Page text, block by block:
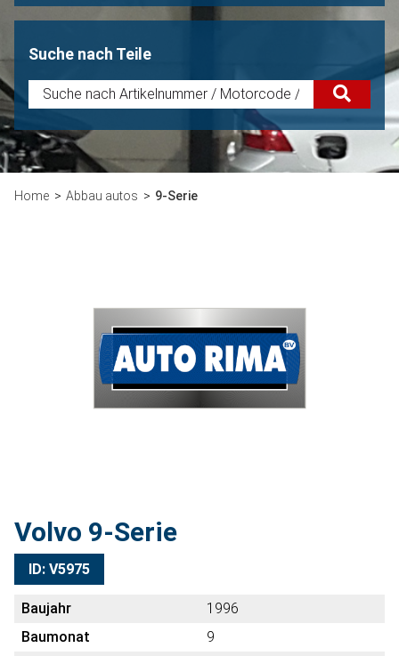
Suche nach Teile
Home Abbau autos 9-Serie
Volvo 9-Serie
ID: V5975
Baujahr
1996
Baumonat
9